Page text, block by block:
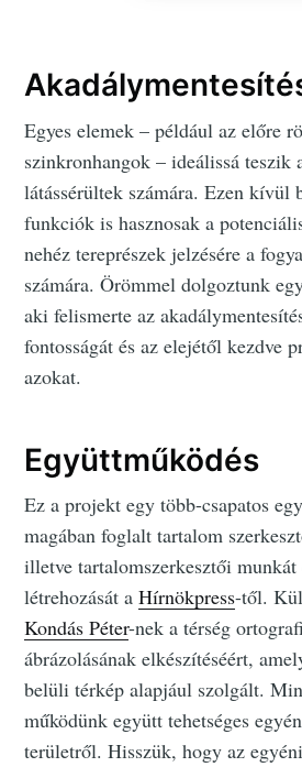
Egyes elemek – például az előre
szinkronhangok – ideálissá teszik
látássérültek számára. Ezen kívül
funkciók is hasznosak a
nehéz tereprészek jelzésére a
számára. Örömmel dolgoztunk
aki felismerte az
fontosságát és az elejétől kezdve
azokat.
Együttműködés
Ez a projekt egy több-csapatos
magában foglalt tartalom
illetve tartalomszerkesztői
létrehozását aHírnökpress-től.
Kondás Péter-nek a térség
ábrázolásának elkészítéséért,
belüli térkép alapjául szolgált.
működünk együtt tehetséges
területről. Hisszük, hogy az